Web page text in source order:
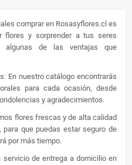
comprar en Rosasyflores.cl es
flores y sorprender a tus seres
algunas de las ventajas que
En nuestro catálogo encontrarás
para cada ocasión, desde
y agradecimientos.
flores frescas y de alta calidad
que puedas estar seguro de
por más tiempo.
de entrega a domicilio en